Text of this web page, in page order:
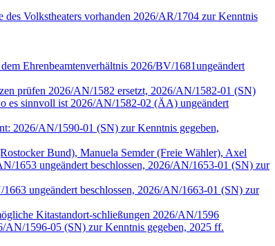
Volkstheaters vorhanden 2026/AR/1704 zur Kenntnis
Ehrenbeamtenverhältnis 2026/BV/1681ungeändert
prüfen 2026/AN/1582 ersetzt, 2026/AN/1582-01 (SN)
es sinnvoll ist 2026/AN/1582-02 (ÄA) ungeändert
2026/AN/1590-01 (SN) zur Kenntnis gegeben,
Bund), Manuela Semder (Freie Wähler), Axel
1653 ungeändert beschlossen, 2026/AN/1653-01 (SN) zur
ungeändert beschlossen, 2026/AN/1663-01 (SN) zur
Kitastandort-schließungen 2026/AN/1596
1596-05 (SN) zur Kenntnis gegeben, 2025 ff.